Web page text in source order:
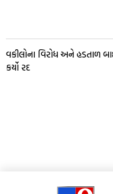
વકીલોના વિરોધ અને હડતાળ બાદ
કર્યો રદ